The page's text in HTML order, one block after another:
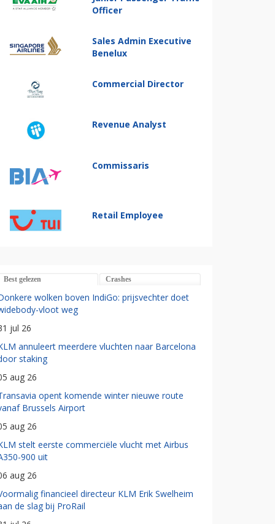
Officer
Sales Admin Executive
Benelux
Commercial Director
Revenue Analyst
Commissaris
Retail Employee
Best gelezen Crashes
wolken boven IndiGo: prijsvechter doet
vloot weg
jul 26
annuleert meerdere vluchten naar Barcelona
staking
aug 26
opent komende winter nieuwe route
Brussels Airport
aug 26
stelt eerste commerciële vlucht met Airbus
900 uit
aug 26
financieel directeur KLM Erik Swelheim
de slag bij ProRail